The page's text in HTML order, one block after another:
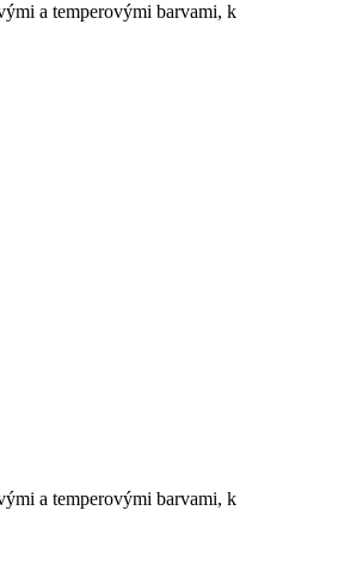
a temperovými barvami, k
a temperovými barvami, k